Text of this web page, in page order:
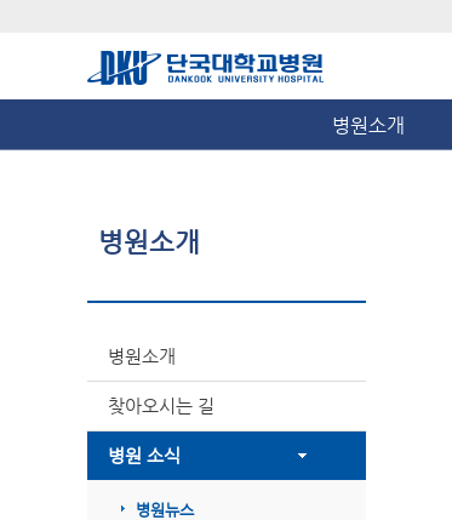
병원소개
병원소개
병원소개
찾아오시는 길
병원 소식
병원뉴스